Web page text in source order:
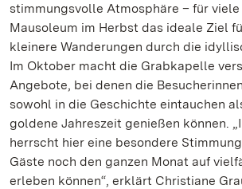
stimmungsvolle Atmosphäre – für
Mausoleum im Herbst das ideale Ziel
kleinere Wanderungen durch die
Im Oktober macht die Grabkapelle
Angebote, bei denen die
sowohl in die Geschichte eintauchen
goldene Jahreszeit genießen können.
herrscht hier eine besondere
Gäste noch den ganzen Monat auf
erleben können“, erklärt Christiane